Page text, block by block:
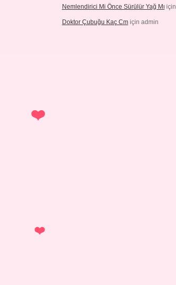
Nemlendirici Mi Önce Sürülür Yağ Mıiçin
Doktor Çubuğu Kaç Cmiçin admin